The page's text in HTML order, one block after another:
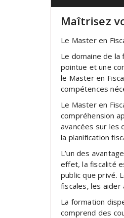
Maîtrisez
Le Master en
Le domaine de
pointue et une
le Master en
compétences
Le Master en
compréhension
avancées sur les
la planification
L’un des
effet, la fiscalité
public que privé.
fiscales, les
La formation
comprend des